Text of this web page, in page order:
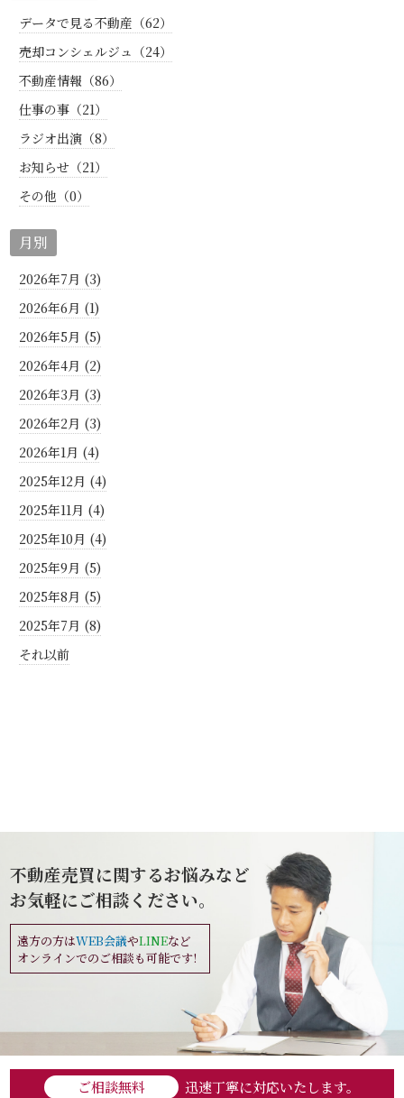
データで見る不動産（62）
売却コンシェルジュ（24）
不動産情報（86）
仕事の事（21）
ラジオ出演（8）
お知らせ（21）
その他（0）
月別
2026年7月 (3)
2026年6月 (1)
2026年5月 (5)
2026年4月 (2)
2026年3月 (3)
2026年2月 (3)
2026年1月 (4)
2025年12月 (4)
2025年11月 (4)
2025年10月 (4)
2025年9月 (5)
2025年8月 (5)
2025年7月 (8)
それ以前
不動産売買に関するお悩みなど
お気軽にご相談ください。
遠方の方はWEB会議やLINEなど
オンラインでのご相談も可能です!
ご相談無料 迅速丁寧に対応いたします。